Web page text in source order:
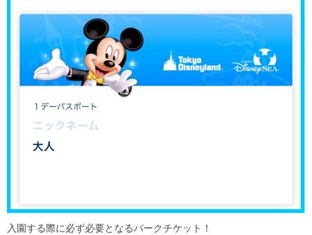
入園する際に必ず必要となるパークチケット！